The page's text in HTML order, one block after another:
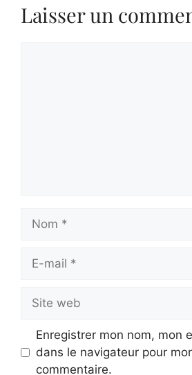
Laisser un
mail
web
Enregistrer mon nom, mon
dans le navigateur pour
commentaire.